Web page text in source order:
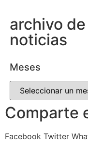
archivo de
noticias
Meses
Comparte
Facebook Twitter